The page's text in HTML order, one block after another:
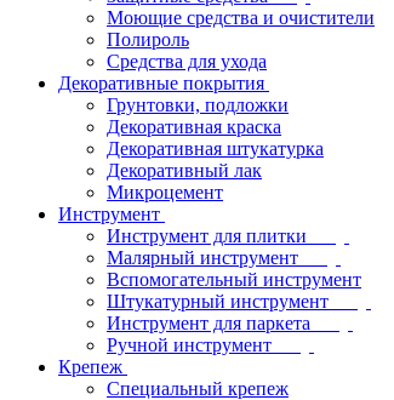
Моющие средства и очистители
Полироль
Средства для ухода
Декоративные покрытия
Грунтовки, подложки
Декоративная краска
Декоративная штукатурка
Декоративный лак
Микроцемент
Инструмент
Инструмент для плитки
Малярный инструмент
Вспомогательный инструмент
Штукатурный инструмент
Инструмент для паркета
Ручной инструмент
Крепеж
Специальный крепеж